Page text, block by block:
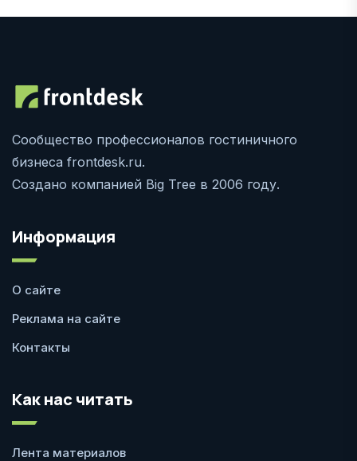
Сообщество профессионалов гостиничного
бизнеса frontdesk.ru.
Создано компанией Big Tree в 2006 году.
Информация
О сайте
Реклама на сайте
Контакты
Как нас читать
Лента материалов